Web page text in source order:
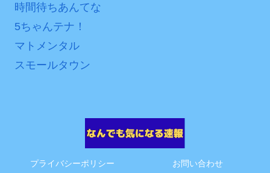
時間待ちあんてな
5ちゃんテナ！
マトメンタル
スモールタウン
プライバシーポリシー お問い合わせ